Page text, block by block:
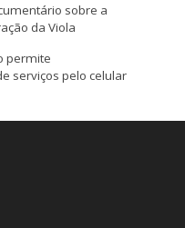
sobre a
da Viola
permite
serviços pelo celular